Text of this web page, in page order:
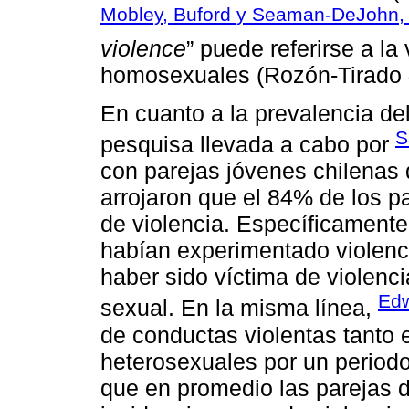
Mobley, Buford y Seaman-
violence” puede referirse a
homosexuales (Rozón-Tirado
En cuanto a la prevalencia
pesquisa llevada a cabo por
con parejas jóvenes
arrojaron que el 84% de los
de violencia.
habían experimentado
haber sido víctima de
sexual. En la misma línea,
de conductas violentas tanto
heterosexuales por un
que en promedio las parejas